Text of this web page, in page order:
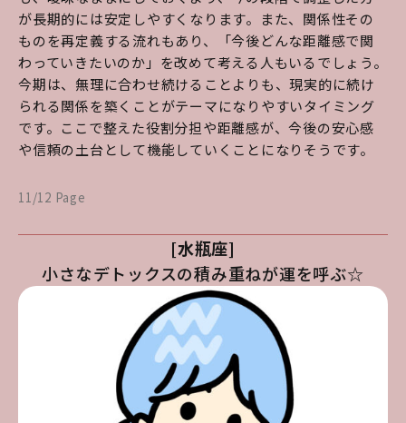
が長期的には安定しやすくなります。また、関係性その
ものを再定義する流れもあり、「今後どんな距離感で関
わっていきたいのか」を改めて考える人もいるでしょう。
今期は、無理に合わせ続けることよりも、現実的に続け
られる関係を築くことがテーマになりやすいタイミング
です。ここで整えた役割分担や距離感が、今後の安心感
や信頼の土台として機能していくことになりそうです。
11/12 Page
[水瓶座]
小さなデトックスの積み重ねが運を呼ぶ☆